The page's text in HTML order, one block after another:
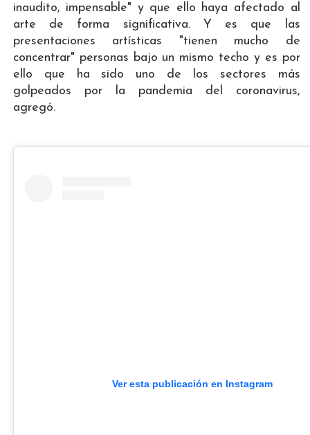
inaudito, impensable" y que ello haya afectado al
arte de forma significativa. Y es que las
presentaciones artísticas "tienen mucho de
concentrar" personas bajo un mismo techo y es por
ello que ha sido uno de los sectores más
golpeados por la pandemia del coronavirus,
agregó.
Ver esta publicación en Instagram